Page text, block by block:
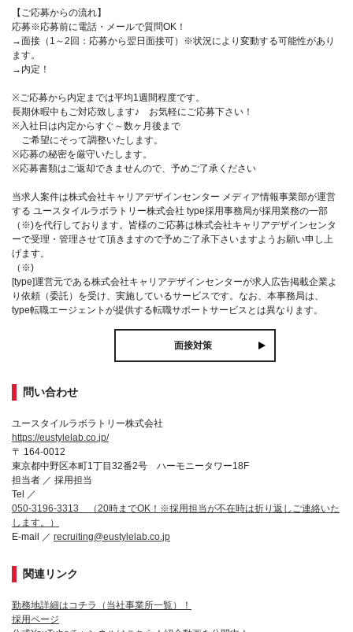
【ご応募からの流れ】
応募※応募前に電話・メールで質問OK！
→面接（1～2回：応募から翌日面接可）※状況により変動する可能性があり
ます。
→内定！
※ご応募から内定までは平均1週間程度です。
長期休暇中もご対応致します♪ お気軽にご応募下さい！
※入社日は内定からすぐ～数ヶ月後まで
ご希望にそって調整いたします。
※応募の秘密を厳守いたします。
※応募書類はご返却できませんので、予めご了承ください
当求人案件は株式会社キャリアデザインセンター メディア情報事業部が運営
する ユースタイルラボラトリー株式会社 type採用事務局が採用業務の一部
（※)を代行しております。皆様のご応募は株式会社キャリアデザインセンタ
ーで受理・管理させて頂きますので予めご了承下さいますようお願い申し上
げます。
（※)
[type]運営元である株式会社キャリアデザインセンターが求人広告掲載企業よ
り依頼（委託）を受け、実施しているサービスです。なお、本事務局は、
type転職エージェントが提供する転職サポートサービスとは異なります。
面接対策
問い合わせ
ユースタイルラボラトリー株式会社
https://eustylelab.co.jp/
〒 164-0012
東京都中野区本町1丁目32番2号 ハーモニータワー18F
担当者 ／ 採用担当
Tel ／
050-3196-3313 （20時までOK！※採用担当が不在時は折り返しご連絡いた
します。）
E-mail ／ recruiting@eustylelab.co.jp
関連リンク
勤務地詳細はコチラ（当社事業所一覧）！
採用ページ